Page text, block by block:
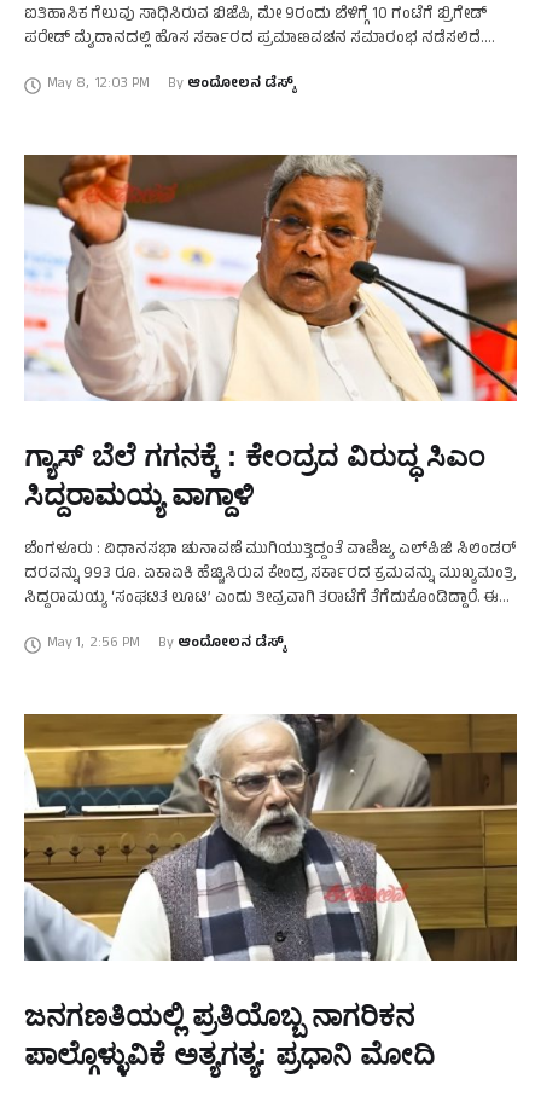
ಐತಿಹಾಸಿಕ ಗೆಲುವು ಸಾಧಿಸಿರುವ ಬಿಜೆಪಿ, ಮೇ 9ರಂದು ಬೆಳಿಗ್ಗೆ 10 ಗಂಟೆಗೆ ಬ್ರಿಗೇಡ್
ಪರೇಡ್ ಮೈದಾನದಲ್ಲಿ ಹೊಸ ಸರ್ಕಾರದ ಪ್ರಮಾಣವಚನ ಸಮಾರಂಭ ನಡೆಸಲಿದೆ.
May 8, 12:03 PM By ಆಂದೋಲನ ಡೆಸ್ಕ್
ಗ್ಯಾಸ್ ಬೆಲೆ ಗಗನಕ್ಕೆ : ಕೇಂದ್ರದ ವಿರುದ್ಧ ಸಿಎಂ
ಸಿದ್ದರಾಮಯ್ಯ ವಾಗ್ದಾಳಿ
ಬೆಂಗಳೂರು : ವಿಧಾನಸಭಾ ಚುನಾವಣೆ ಮುಗಿಯುತ್ತಿದ್ದಂತೆ ವಾಣಿಜ್ಯ ಎಲ್‌ಪಿಜಿ ಸಿಲಿಂಡರ್
ದರವನ್ನು 993 ರೂ. ಏಕಾಏಕಿ ಹೆಚ್ಚಿಸಿರುವ ಕೇಂದ್ರ ಸರ್ಕಾರದ ಕ್ರಮವನ್ನು ಮುಖ್ಯಮಂತ್ರಿ
ಸಿದ್ದರಾಮಯ್ಯ ‘ಸಂಘಟಿತ ಲೂಟಿ’ ಎಂದು ತೀವ್ರವಾಗಿ ತರಾಟೆಗೆ ತೆಗೆದುಕೊಂಡಿದ್ದಾರೆ. ಈ
May 1, 2:56 PM By ಆಂದೋಲನ ಡೆಸ್ಕ್
ಜನಗಣತಿಯಲ್ಲಿ ಪ್ರತಿಯೊಬ್ಬ ನಾಗರಿಕನ
ಪಾಲ್ಗೊಳ್ಳುವಿಕೆ ಅತ್ಯಗತ್ಯ: ಪ್ರಧಾನಿ ಮೋದಿ